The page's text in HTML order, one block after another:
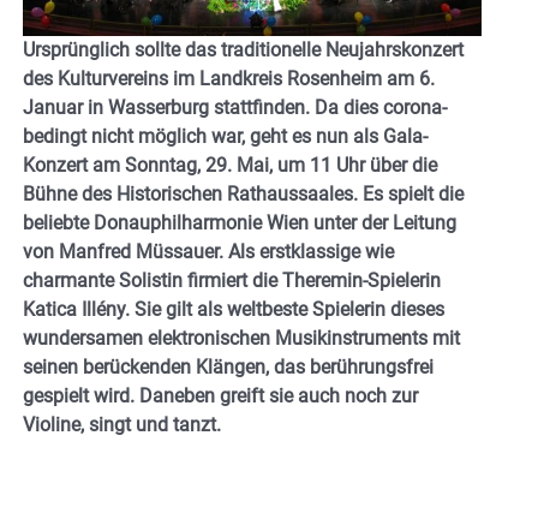
Ursprünglich sollte das traditionelle Neujahrskonzert
des Kulturvereins im Landkreis Rosenheim am 6.
Januar in Wasserburg stattfinden. Da dies corona-
bedingt nicht möglich war, geht es nun als Gala-
Konzert am Sonntag, 29. Mai, um 11 Uhr über die
Bühne des Historischen Rathaussaales. Es spielt die
beliebte Donauphilharmonie Wien unter der Leitung
von Manfred Müssauer. Als erstklassige wie
charmante Solistin firmiert die Theremin-Spielerin
Katica Illény. Sie gilt als weltbeste Spielerin dieses
wundersamen elektronischen Musikinstruments mit
seinen berückenden Klängen, das berührungsfrei
gespielt wird. Daneben greift sie auch noch zur
Violine, singt und tanzt.